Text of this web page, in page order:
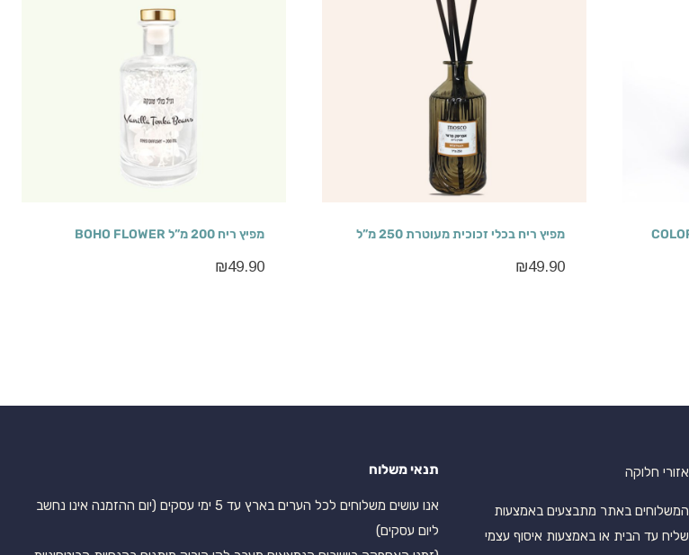
מפיץ ריח בכלי זכוכית מעוטרת 250 מ”ל
₪49.90
מפיץ ריח 200 מ”ל BOHO FLOWER
₪49.90
אזורי חלוקה
המשלוחים באתר מתבצעים באמצעות
שליח עד הבית או באמצעות איסוף עצמי
תנאי משלוח
אנו עושים משלוחים לכל הערים בארץ עד 5 ימי עסקים (יום ההזמנה אינו נחשב
ליום עסקים)